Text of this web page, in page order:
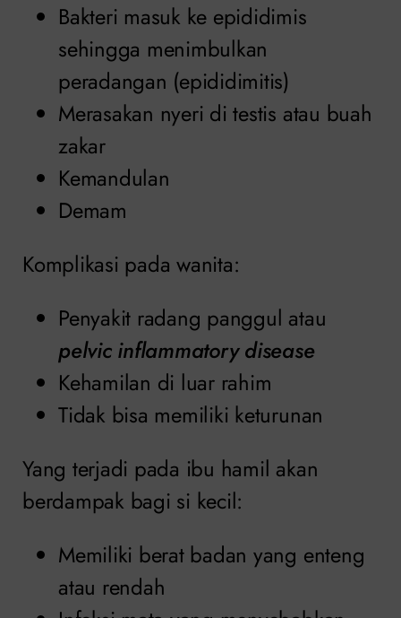
Bakteri masuk ke epididimis
sehingga menimbulkan
peradangan (epididimitis)
Merasakan nyeri di testis atau buah
zakar
Kemandulan
Demam
Komplikasi pada wanita:
Penyakit radang panggul atau
pelvic inflammatory disease
Kehamilan di luar rahim
Tidak bisa memiliki keturunan
Yang terjadi pada ibu hamil akan
berdampak bagi si kecil:
Memiliki berat badan yang enteng
atau rendah